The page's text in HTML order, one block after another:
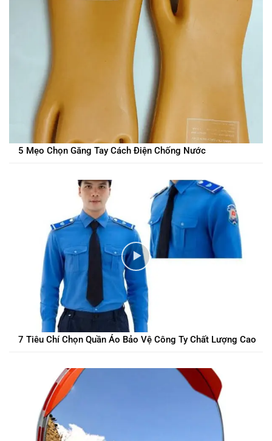
5 Mẹo Chọn Găng Tay Cách Điện Chống Nước
7 Tiêu Chí Chọn Quần Áo Bảo Vệ Công Ty Chất Lượng Cao